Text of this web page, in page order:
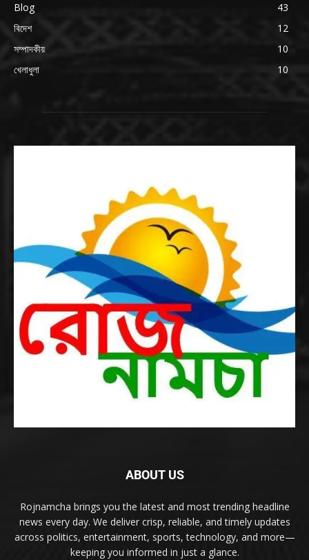
Blog
43
বিদেশ
12
সম্পাদকীয়
10
খেলাধুলা
10
ABOUT US
Rojnamcha brings you the latest and most trending headline
news every day. We deliver crisp, reliable, and timely updates
across politics, entertainment, sports, technology, and more—
keeping you informed in just a glance.